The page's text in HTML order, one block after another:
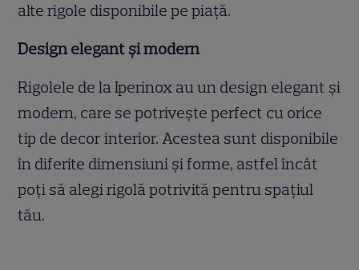
alte rigole disponibile pe piață.
Design elegant și modern
Rigolele de la Iperinox au un design elegant și
modern, care se potrivește perfect cu orice
tip de decor interior. Acestea sunt disponibile
în diferite dimensiuni și forme, astfel încât
poți să alegi rigolă potrivită pentru spațiul
tău.